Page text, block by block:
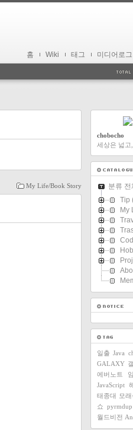
홈 Wiki 태그 미디어로그
My Life/Book Story
chobocho
세상은 넓고
분류 전
Tip
My
일출 Java
GALAXY
에버노트
JavaScript
태종대 모
쇼 pyrmdup
월드비전